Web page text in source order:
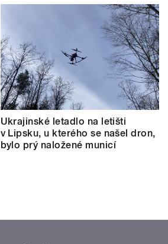
Ukrajinské letadlo na letišti
v Lipsku, u kterého se našel dron,
bylo prý naložené municí